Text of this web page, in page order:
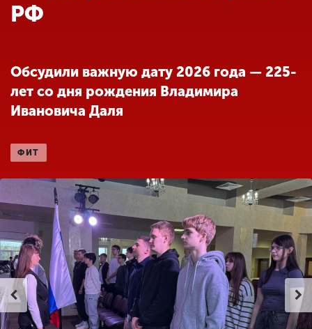
Другие виды
деятельности
Студенческая жизнь
Сведения об
образовательной
организации
ENG SPN CHI
РФ
Обсудили важную дату 2026 года — 225-
лет со дня рождения Владимира
Ивановича Даля
ФИТ